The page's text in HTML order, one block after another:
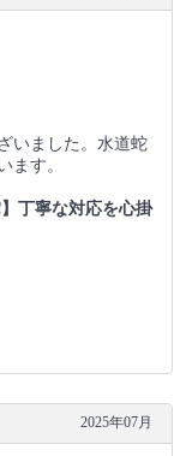
いました。水道蛇
ます。
】丁寧な対応を心掛
2025年07月